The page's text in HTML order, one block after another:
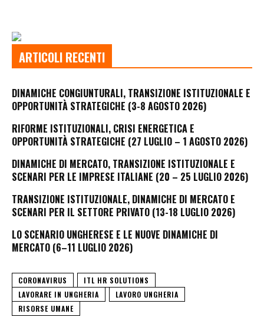
ARTICOLI RECENTI
DINAMICHE CONGIUNTURALI, TRANSIZIONE ISTITUZIONALE E
OPPORTUNITÀ STRATEGICHE (3-8 AGOSTO 2026)
RIFORME ISTITUZIONALI, CRISI ENERGETICA E
OPPORTUNITÀ STRATEGICHE (27 LUGLIO – 1 AGOSTO 2026)
DINAMICHE DI MERCATO, TRANSIZIONE ISTITUZIONALE E
SCENARI PER LE IMPRESE ITALIANE (20 – 25 LUGLIO 2026)
TRANSIZIONE ISTITUZIONALE, DINAMICHE DI MERCATO E
SCENARI PER IL SETTORE PRIVATO (13-18 LUGLIO 2026)
LO SCENARIO UNGHERESE E LE NUOVE DINAMICHE DI
MERCATO (6–11 LUGLIO 2026)
CORONAVIRUS
ITL HR SOLUTIONS
LAVORARE IN UNGHERIA
LAVORO UNGHERIA
RISORSE UMANE